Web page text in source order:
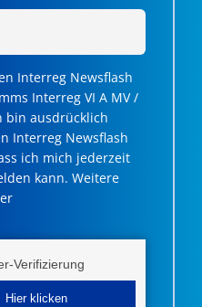
Interreg Newsflash
Interreg VI A MV /
bin ausdrücklich
Interreg Newsflash
ich mich jederzeit
kann. Weitere
Verifizierung
Hier klicken